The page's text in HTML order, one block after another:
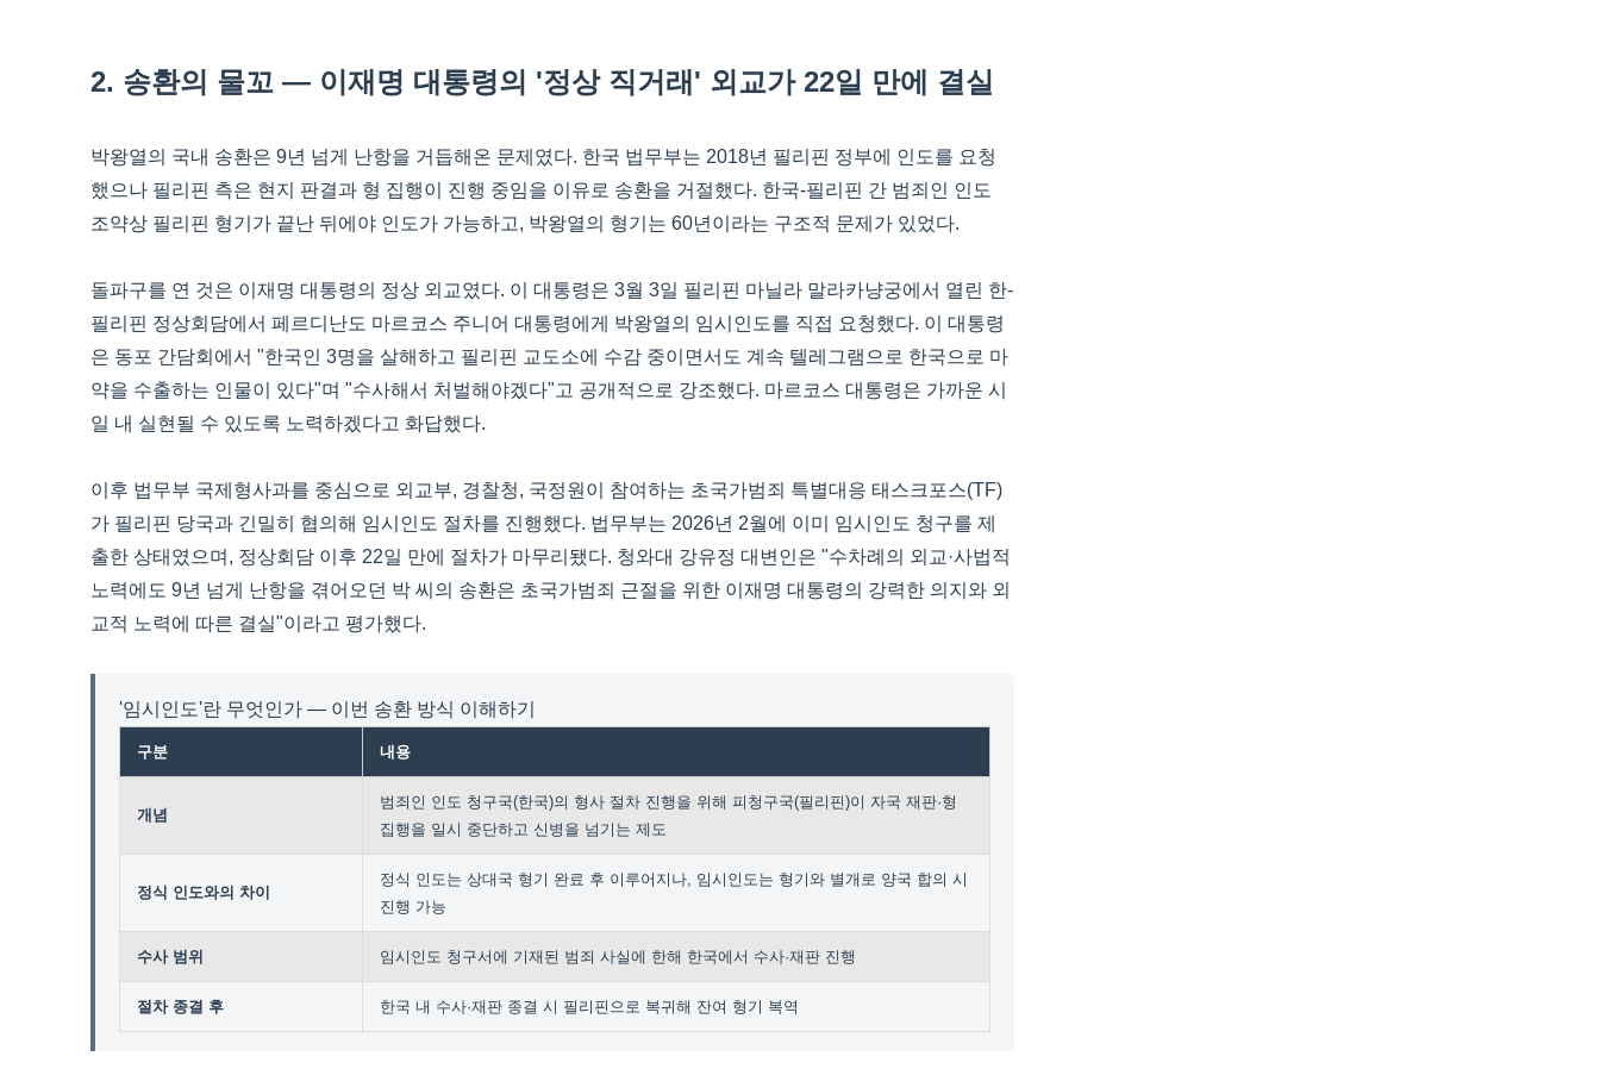
2. 송환의 물꼬 — 이재명 대통령의 '정상 직거래' 외교가 22일 만에 결실
박왕열의 국내 송환은 9년 넘게 난항을 거듭해온 문제였다. 한국 법무부는 2018년 필리핀 정부에 인도를 요청
했으나 필리핀 측은 현지 판결과 형 집행이 진행 중임을 이유로 송환을 거절했다. 한국-필리핀 간 범죄인 인도
조약상 필리핀 형기가 끝난 뒤에야 인도가 가능하고, 박왕열의 형기는 60년이라는 구조적 문제가 있었다.
돌파구를 연 것은 이재명 대통령의 정상 외교였다. 이 대통령은 3월 3일 필리핀 마닐라 말라카냥궁에서 열린 한-
필리핀 정상회담에서 페르디난도 마르코스 주니어 대통령에게 박왕열의 임시인도를 직접 요청했다. 이 대통령
은 동포 간담회에서 "한국인 3명을 살해하고 필리핀 교도소에 수감 중이면서도 계속 텔레그램으로 한국으로 마
약을 수출하는 인물이 있다"며 "수사해서 처벌해야겠다"고 공개적으로 강조했다. 마르코스 대통령은 가까운 시
일 내 실현될 수 있도록 노력하겠다고 화답했다.
이후 법무부 국제형사과를 중심으로 외교부, 경찰청, 국정원이 참여하는 초국가범죄 특별대응 태스크포스(TF)
가 필리핀 당국과 긴밀히 협의해 임시인도 절차를 진행했다. 법무부는 2026년 2월에 이미 임시인도 청구를 제
출한 상태였으며, 정상회담 이후 22일 만에 절차가 마무리됐다. 청와대 강유정 대변인은 "수차례의 외교·사법적
노력에도 9년 넘게 난항을 겪어오던 박 씨의 송환은 초국가범죄 근절을 위한 이재명 대통령의 강력한 의지와 외
교적 노력에 따른 결실"이라고 평가했다.
'임시인도'란 무엇인가 — 이번 송환 방식 이해하기
구분 내용
개념
범죄인 인도 청구국(한국)의 형사 절차 진행을 위해 피청구국(필리핀)이 자국 재판·형
집행을 일시 중단하고 신병을 넘기는 제도
정식 인도와의 차이
정식 인도는 상대국 형기 완료 후 이루어지나, 임시인도는 형기와 별개로 양국 합의 시
진행 가능
수사 범위 임시인도 청구서에 기재된 범죄 사실에 한해 한국에서 수사·재판 진행
절차 종결 후 한국 내 수사·재판 종결 시 필리핀으로 복귀해 잔여 형기 복역